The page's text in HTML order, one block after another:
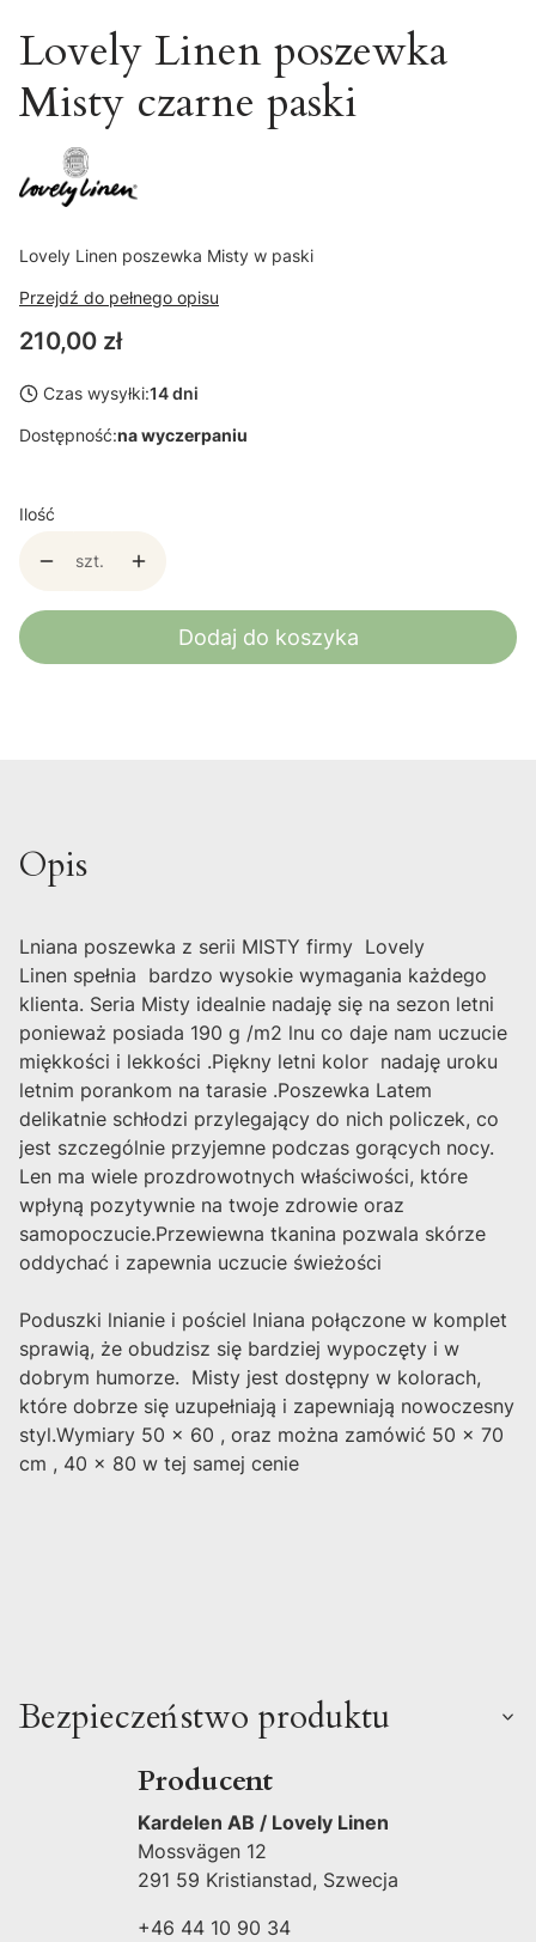
Lovely Linen poszewka
Misty czarne paski
Lovely Linen poszewka Misty w paski
Przejdź do pełnego opisu
Cena
210,00 zł
Czas wysyłki:14 dni
Dostępność:na wyczerpaniu
Ilość
szt.
Dodaj do koszyka
Opis
Lniana poszewka z serii MISTY firmy Lovely
Linen spełnia bardzo wysokie wymagania każdego
klienta. Seria Misty idealnie nadaję się na sezon letni
ponieważ posiada 190 g /m2 lnu co daje nam uczucie
miękkości i lekkości .Piękny letni kolor nadaję uroku
letnim porankom na tarasie .Poszewka Latem
delikatnie schłodzi przylegający do nich policzek, co
jest szczególnie przyjemne podczas gorących nocy.
Len ma wiele prozdrowotnych właściwości, które
wpłyną pozytywnie na twoje zdrowie oraz
samopoczucie.Przewiewna tkanina pozwala skórze
oddychać i zapewnia uczucie świeżości
Poduszki lnianie i pościel lniana połączone w komplet
sprawią, że obudzisz się bardziej wypoczęty i w
dobrym humorze. Misty jest dostępny w kolorach,
które dobrze się uzupełniają i zapewniają nowoczesny
styl.Wymiary 50 x 60 , oraz można zamówić 50 x 70
cm , 40 x 80 w tej samej cenie
Bezpieczeństwo produktu
Producent
Kardelen AB / Lovely Linen
Mossvägen 12
291 59 Kristianstad, Szwecja
+46 44 10 90 34